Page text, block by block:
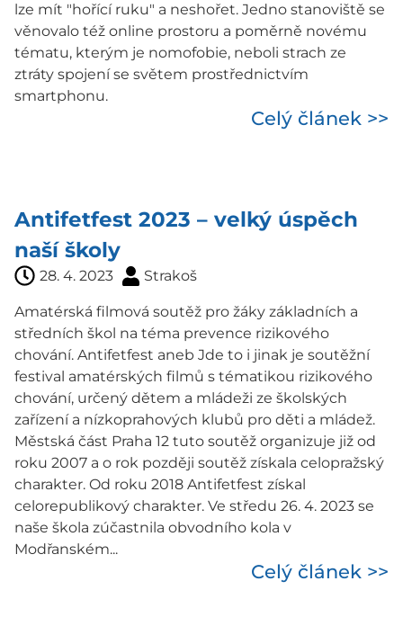
lze mít "hořící ruku" a neshořet. Jedno stanoviště se
věnovalo též online prostoru a poměrně novému
tématu, kterým je nomofobie, neboli strach ze
ztráty spojení se světem prostřednictvím
smartphonu.
Celý článek >>
Antifetfest 2023 – velký úspěch
naší školy
28. 4. 2023 Strakoš
Amatérská filmová soutěž pro žáky základních a
středních škol na téma prevence rizikového
chování. Antifetfest aneb Jde to i jinak je soutěžní
festival amatérských filmů s tématikou rizikového
chování, určený dětem a mládeži ze školských
zařízení a nízkoprahových klubů pro děti a mládež.
Městská část Praha 12 tuto soutěž organizuje již od
roku 2007 a o rok později soutěž získala celopražský
charakter. Od roku 2018 Antifetfest získal
celorepublikový charakter. Ve středu 26. 4. 2023 se
naše škola zúčastnila obvodního kola v
Modřanském...
Celý článek >>